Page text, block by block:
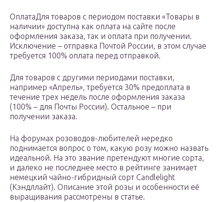
ОплатаДля товаров с периодом поставки «Товары в
наличии» доступна как оплата на сайте после
оформления заказа, так и оплата при получении.
Исключение – отправка Почтой России, в этом случае
требуется 100% оплата перед отправкой.
Для товаров с другими периодами поставки,
например «Апрель», требуется 30% предоплата в
течение трех недель после оформления заказа
(100% – для Почты России). Остальное – при
получении заказа.
На форумах розоводов-любителей нередко
поднимается вопрос о том, какую розу можно назвать
идеальной. На это звание претендуют многие сорта,
и далеко не последнее место в рейтинге занимает
немецкий чайно-гибридный сорт Candlelight
(Кэндллайт). Описание этой розы и особенности её
выращивания рассмотрены в статье.